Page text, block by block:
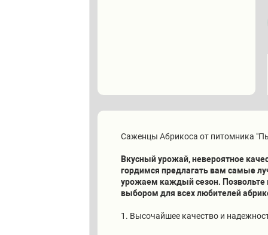
Саженцы Абрикоса от питомника
Вкусный урожай, невероятное
гордимся предлагать вам самые
урожаем каждый сезон.
выбором для всех любителей
1. Высочайшее качество и